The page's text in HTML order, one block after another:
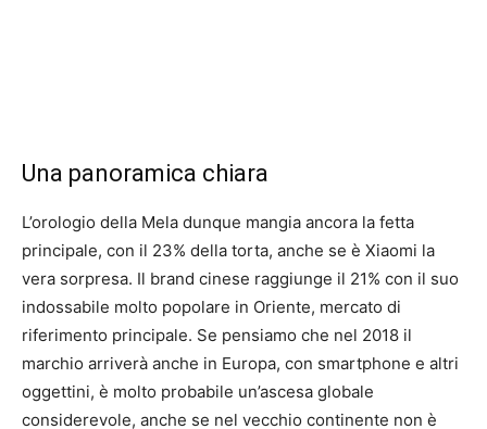
Una panoramica chiara
L’orologio della Mela dunque mangia ancora la fetta
principale, con il 23% della torta, anche se è Xiaomi la
vera sorpresa. Il brand cinese raggiunge il 21% con il suo
indossabile molto popolare in Oriente, mercato di
riferimento principale. Se pensiamo che nel 2018 il
marchio arriverà anche in Europa, con smartphone e altri
oggettini, è molto probabile un’ascesa globale
considerevole, anche se nel vecchio continente non è